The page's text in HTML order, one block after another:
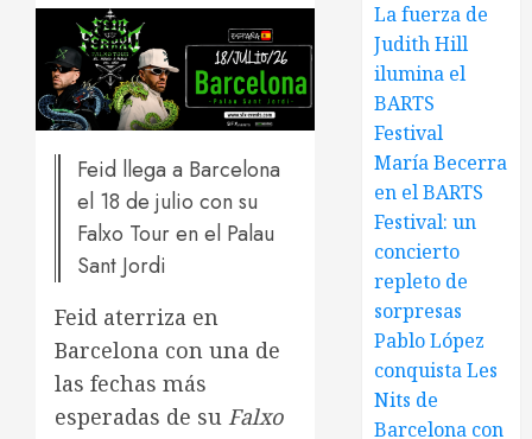
Feid llega a Barcelona
el 18 de julio con su
Falxo Tour en el Palau
Sant Jordi
Feid aterriza en
Barcelona con una de
las fechas más
esperadas de su Falxo
La fuerza de
Judith Hill
ilumina el
BARTS
Festival
María Becerra
en el BARTS
Festival: un
concierto
repleto de
sorpresas
Pablo López
conquista Les
Nits de
Barcelona con